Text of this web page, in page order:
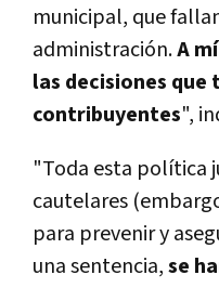
municipal, que
administración.A
las decisiones
contribuyentes",
"Toda esta polí­tica
cautelares
para prevenir y
una sentencia,se